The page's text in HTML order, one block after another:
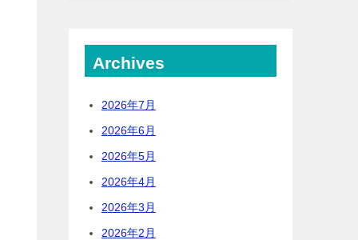
Archives
2026年7月
2026年6月
2026年5月
2026年4月
2026年3月
2026年2月